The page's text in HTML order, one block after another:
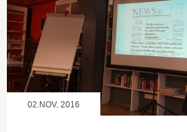
02.NOV, 2016